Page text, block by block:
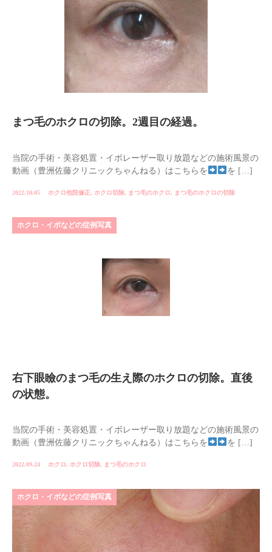
まつ毛のホクロの切除。2週目の経過。
当院の手術・美容処置・イボレーザー取り放題などの施術風景の
動画（豊洲佐藤クリニックちゃんねる）はこちらを
を […]
2022.10.05 ホクロ他院修正, ホクロ切除, まつ毛のホクロ, まつ毛のホクロの切除
ホクロ・イボなどの症例写真
右下眼瞼のまつ毛の生え際のホクロの切除。直後
の状態。
当院の手術・美容処置・イボレーザー取り放題などの施術風景の
動画（豊洲佐藤クリニックちゃんねる）はこちらを
を […]
2022.09.24 ホクロ, ホクロ切除, まつ毛のホクロ
ホクロ・イボなどの症例写真